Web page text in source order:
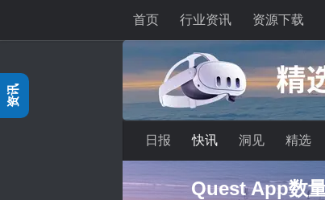
首页 行业资讯 资源下载
日报 快讯 洞见 精选
深度分享：
资讯